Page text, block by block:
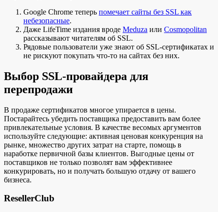
Google Chrome теперь помечает сайты без SSL как
небезопасные.
Даже LifeTime издания вроде Meduza или Cosmopolitan
рассказывают читателям об SSL.
Рядовые пользователи уже знают об SSL-сертификатах и
не рискуют покупать что-то на сайтах без них.
Выбор SSL-провайдера для
перепродажи
В продаже сертификатов многое упирается в цены.
Постарайтесь убедить поставщика предоставить вам более
привлекательные условия. В качестве весомых аргументов
используйте следующие: активная ценовая конкуренция на
рынке, множество других затрат на старте, помощь в
наработке первичной базы клиентов. Выгодные цены от
поставщиков не только позволят вам эффективнее
конкурировать, но и получать большую отдачу от вашего
бизнеса.
ResellerClub